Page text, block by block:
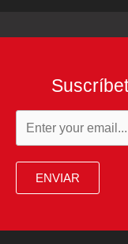
ENVIAR